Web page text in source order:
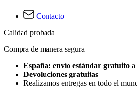
Contacto
Calidad probada
Compra de manera segura
España: envío estándar gratuito a
Devoluciones gratuitas
Realizamos entregas en todo el